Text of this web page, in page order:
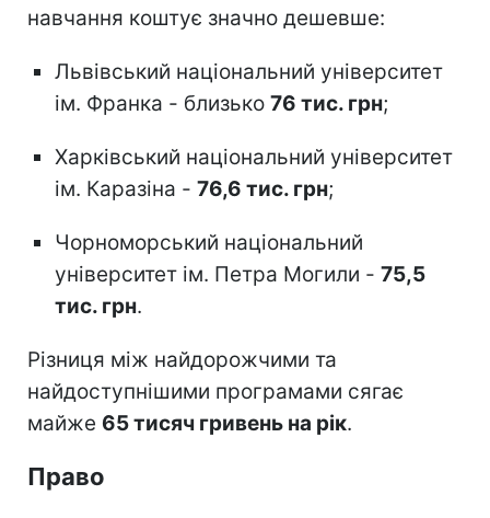
навчання коштує значно дешевше:
Львівський національний університет
ім. Франка - близько 76 тис. грн;
Харківський національний університет
ім. Каразіна - 76,6 тис. грн;
Чорноморський національний
університет ім. Петра Могили - 75,5
тис. грн.
Різниця між найдорожчими та
найдоступнішими програмами сягає
майже 65 тисяч гривень на рік.
Право